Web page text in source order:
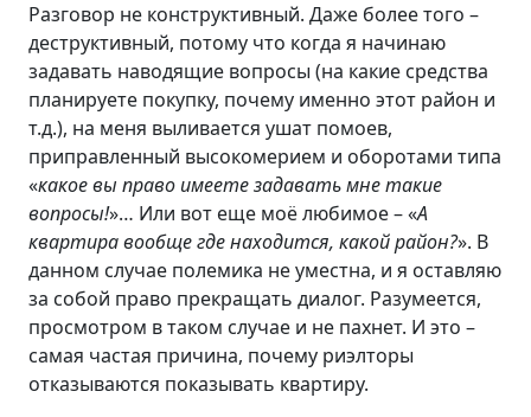
Разговор не конструктивный. Даже более того –
деструктивный, потому что когда я начинаю
задавать наводящие вопросы (на какие средства
планируете покупку, почему именно этот район и
т.д.), на меня выливается ушат помоев,
приправленный высокомерием и оборотами типа
«какое вы право имеете задавать мне такие
вопросы!»… Или вот еще моё любимое – «А
квартира вообще где находится, какой район?». В
данном случае полемика не уместна, и я оставляю
за собой право прекращать диалог. Разумеется,
просмотром в таком случае и не пахнет. И это –
самая частая причина, почему риэлторы
отказываются показывать квартиру.